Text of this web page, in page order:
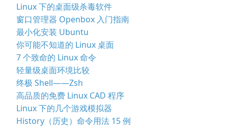
Linux 下的桌面级杀毒软件
窗口管理器 Openbox 入门指南
最小化安装 Ubuntu
你可能不知道的 Linux 桌面
7 个致命的 Linux 命令
轻量级桌面环境比较
终极 Shell——Zsh
高品质的免费 Linux CAD 程序
Linux 下的几个游戏模拟器
History（历史）命令用法 15 例